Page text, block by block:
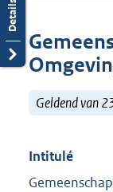
Geldend van
Intitulé